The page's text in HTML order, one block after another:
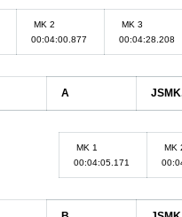
MK 2
00:04:00.877
MK 3
00:04:28.208
A
MK 1
00:04:05.171
MK